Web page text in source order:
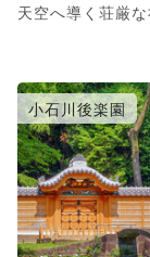
天空へ導く荘厳
小石川後楽園